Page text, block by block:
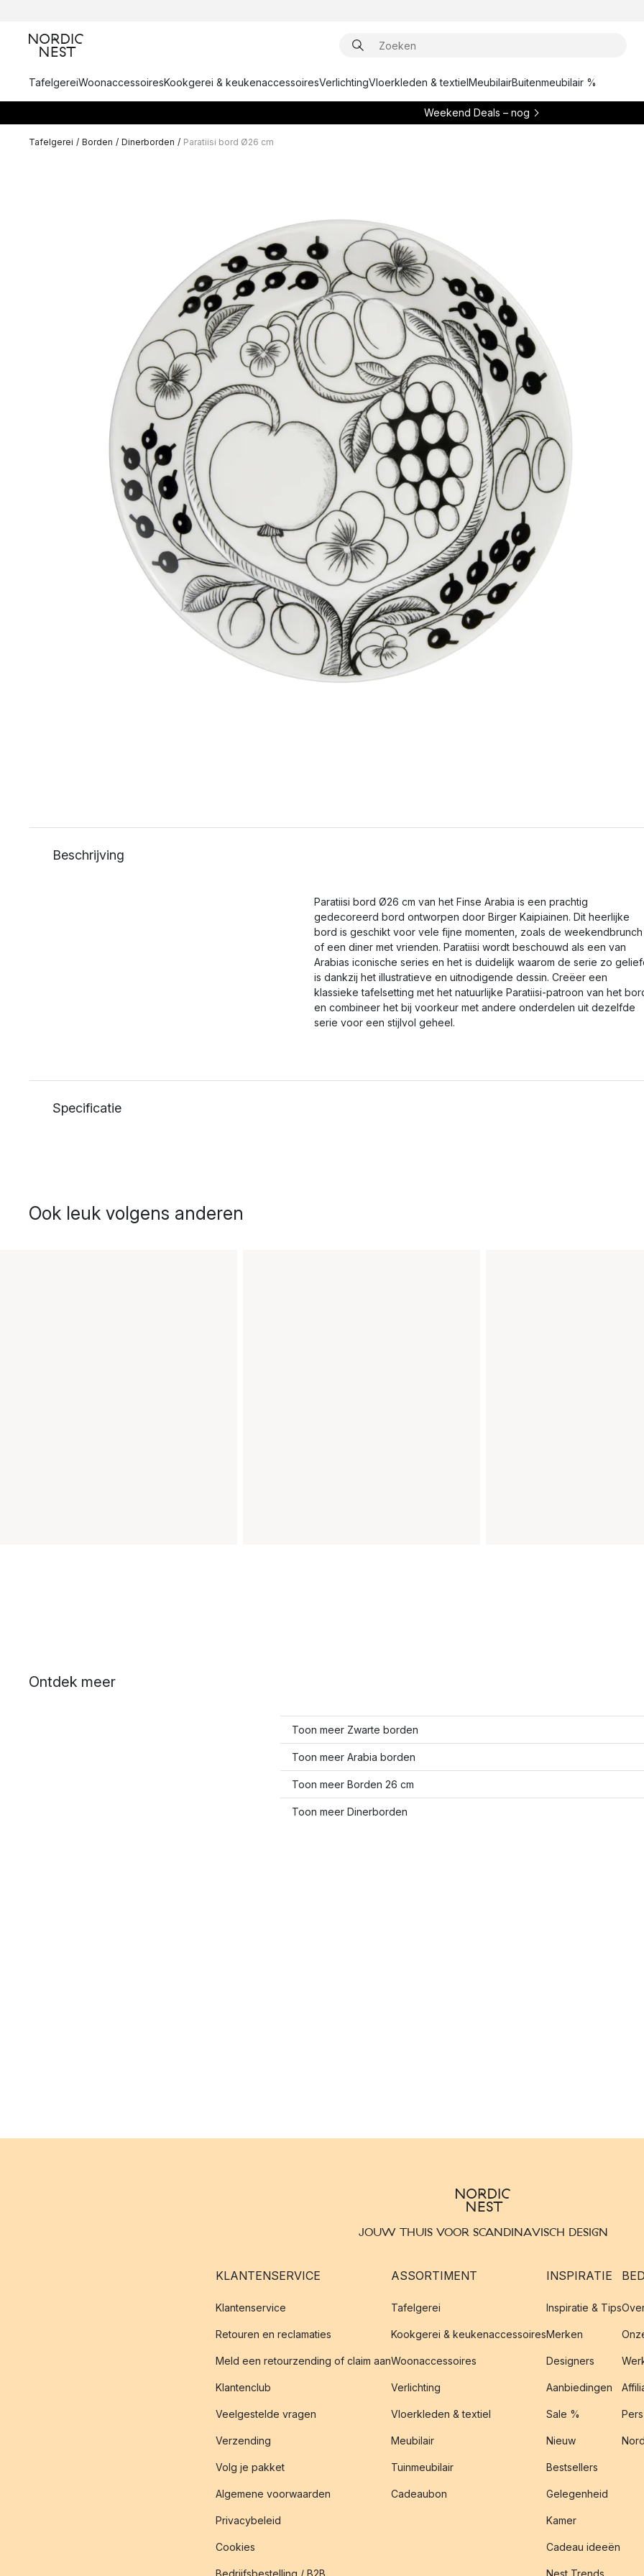
TafelgereiWoonaccessoiresKookgerei & keukenaccessoiresVerlichtingVloerkleden & textielMeubilairBuitenmeubilair %
Weekend Deals – nog
Tafelgerei / Borden / Dinerborden / Paratiisi bord Ø26 cm
Beschrijving
Paratiisi bord Ø26 cm van het Finse Arabia is een prachtig
gedecoreerd bord ontworpen door Birger Kaipiainen. Dit heerlijke
bord is geschikt voor vele fijne momenten, zoals de weekendbrunch
of een diner met vrienden. Paratiisi wordt beschouwd als een van
Arabias iconische series en het is duidelijk waarom de serie zo
is dankzij het illustratieve en uitnodigende dessin. Creëer een
klassieke tafelsetting met het natuurlijke Paratiisi-patroon van het
en combineer het bij voorkeur met andere onderdelen uit dezelfde
serie voor een stijlvol geheel.
Specificatie
Ook leuk volgens anderen
Ontdek meer
Toon meer Zwarte borden
Toon meer Arabia borden
Toon meer Borden 26 cm
Toon meer Dinerborden
JOUW THUIS VOOR SCANDINAVISCH DESIGN
KLANTENSERVICE
Klantenservice
Retouren en reclamaties
Meld een retourzending of claim aan
Klantenclub
Veelgestelde vragen
Verzending
Volg je pakket
Algemene voorwaarden
Privacybeleid
Cookies
Bedrijfsbestelling / B2B
ASSORTIMENT
Tafelgerei
Kookgerei & keukenaccessoires
Woonaccessoires
Verlichting
Vloerkleden & textiel
Meubilair
Tuinmeubilair
Cadeaubon
INSPIRATIE
Inspiratie & Tips
Merken
Designers
Aanbiedingen
Sale %
Nieuw
Bestsellers
Gelegenheid
Kamer
Cadeau ideeën
Nest Trends
Pers